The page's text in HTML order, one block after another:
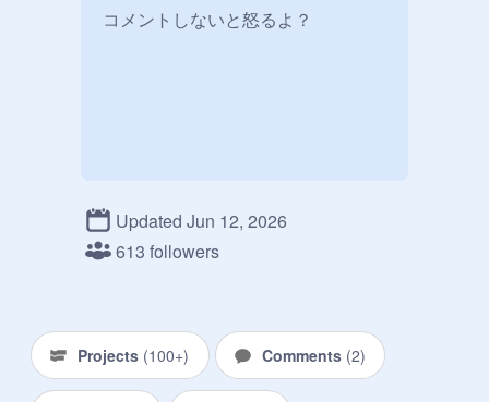
コメントしないと怒るよ？
Updated Jun 12, 2026
613 followers
Projects (100+) Comments (2)